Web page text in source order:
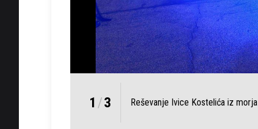
1 /3 Reševanje Ivice Kostelića iz morja